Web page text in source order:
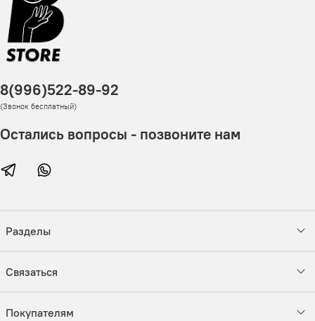
Разделы
Связаться
Покупателям
8(996)522-89-92
(Звонок бесплатный)
Остались вопросы - позвоните нам